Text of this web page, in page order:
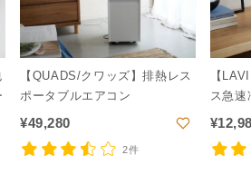
【QUADS/クワッズ】排熱レス
ポータブルエアコン
¥49,280
2件
【
ス急速
¥